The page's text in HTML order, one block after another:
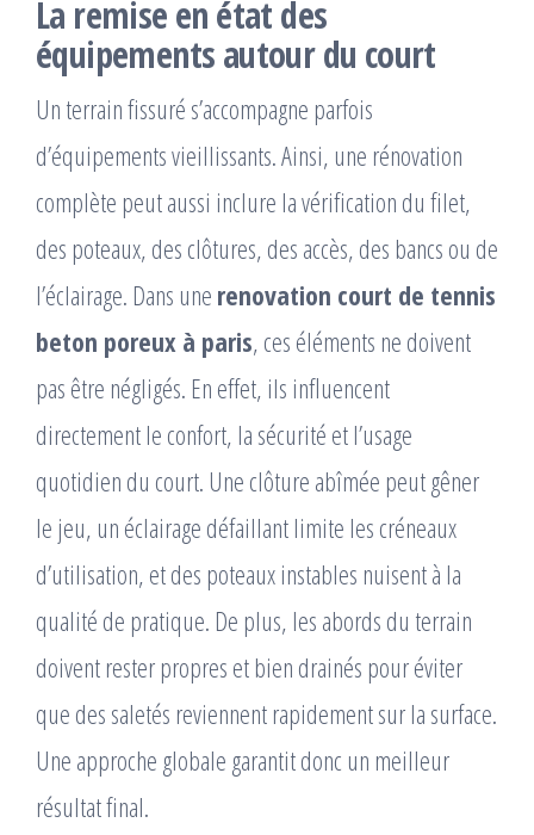
La remise en état des
équipements autour du court
Un terrain fissuré s’accompagne parfois
d’équipements vieillissants. Ainsi, une rénovation
complète peut aussi inclure la vérification du filet,
des poteaux, des clôtures, des accès, des bancs ou de
l’éclairage. Dans une renovation court de tennis
beton poreux à paris, ces éléments ne doivent
pas être négligés. En effet, ils influencent
directement le confort, la sécurité et l’usage
quotidien du court. Une clôture abîmée peut gêner
le jeu, un éclairage défaillant limite les créneaux
d’utilisation, et des poteaux instables nuisent à la
qualité de pratique. De plus, les abords du terrain
doivent rester propres et bien drainés pour éviter
que des saletés reviennent rapidement sur la surface.
Une approche globale garantit donc un meilleur
résultat final.